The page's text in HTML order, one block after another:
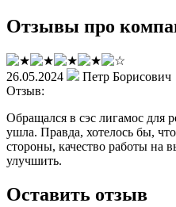
Отзывы про
26.05.2024
Петр Борисович
Отзыв:
Обращался в сэс лигамос для
ушла. Правда, хотелось бы,
стороны, качество работы на
улучшить.
Оставить отзыв